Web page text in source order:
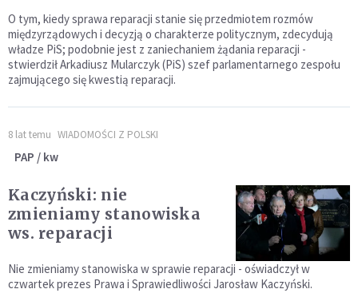
O tym, kiedy sprawa reparacji stanie się przedmiotem rozmów
międzyrządowych i decyzją o charakterze politycznym, zdecydują
władze PiS; podobnie jest z zaniechaniem żądania reparacji -
stwierdził Arkadiusz Mularczyk (PiS) szef parlamentarnego zespołu
zajmującego się kwestią reparacji.
8 lat temu WIADOMOŚCI Z POLSKI
PAP / kw
Kaczyński: nie
zmieniamy stanowiska
ws. reparacji
Nie zmieniamy stanowiska w sprawie reparacji - oświadczył w
czwartek prezes Prawa i Sprawiedliwości Jarosław Kaczyński.